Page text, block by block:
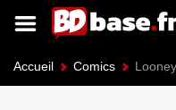
Accueil Comics